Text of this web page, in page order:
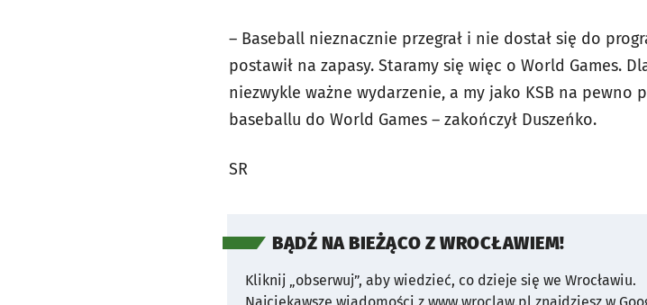
– Baseball nieznacznie przegrał i nie dostał się do
postawił na zapasy. Staramy się więc o World Games.
niezwykle ważne wydarzenie, a my jako KSB na pewno
baseballu do World Games – zakończył Duszeńko.
SR
BĄDŹ NA BIEŻĄCO Z WROCŁAWIEM!
Kliknij „obserwuj”, aby wiedzieć, co dzieje się we Wrocławiu.